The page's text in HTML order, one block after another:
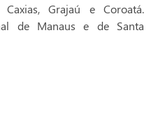
Grajaú e Coroatá.
de Manaus e de Santa